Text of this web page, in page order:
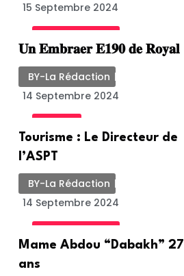
15 Septembre 2024
𝐔𝐧 𝐄𝐦𝐛𝐫𝐚𝐞𝐫 𝐄𝟏𝟗𝟎 𝐝𝐞 𝐑𝐨𝐲𝐚𝐥
BY-La Rédaction
14 Septembre 2024
Tourisme : Le Directeur de
l’ASPT
BY-La Rédaction
14 Septembre 2024
Mame Abdou “Dabakh” 27
ans